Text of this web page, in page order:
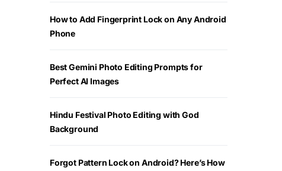
How to Add Fingerprint Lock on Any Android
Phone
Best Gemini Photo Editing Prompts for
Perfect AI Images
Hindu Festival Photo Editing with God
Background
Forgot Pattern Lock on Android? Here’s How